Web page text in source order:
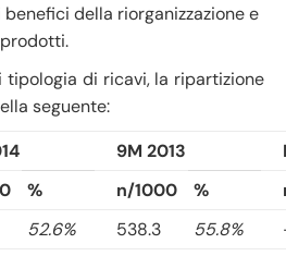
benefici della riorganizzazione e
tipologia di ricavi, la ripartizione
seguente:
9M 2013
% n/1000 %
52.6% 538.3 55.8%